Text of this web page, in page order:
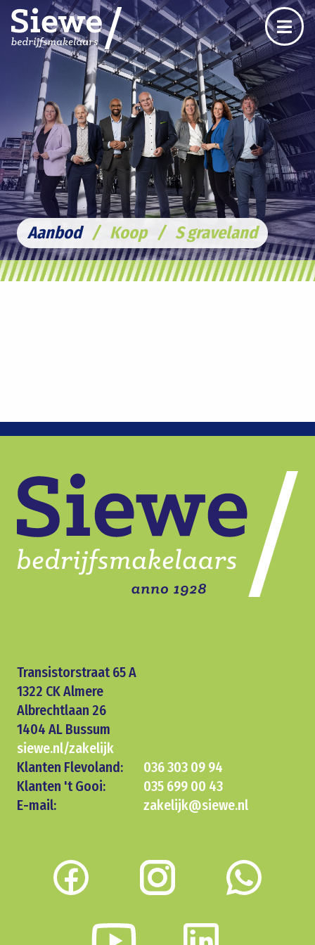
Aanbod / Koop / S graveland
Transistorstraat 65 A
1322 CK Almere
Albrechtlaan 26
1404 AL Bussum
siewe.nl/zakelijk
Klanten Flevoland:
036 303 09 94
Klanten 't Gooi:
035 699 00 43
E-mail:
zakelijk@siewe.nl